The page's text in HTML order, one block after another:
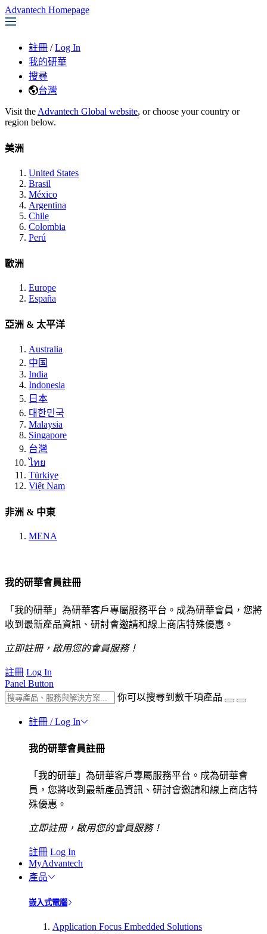
Advantech Homepage
註冊 / Log In
我的研華
搜尋
台灣
Visit the Advantech Global website, or choose your country or
region below.
美洲
United States
Brasil
México
Argentina
Chile
Colombia
Perú
歐洲
Europe
España
亞洲 & 太平洋
Australia
中国
India
Indonesia
日本
대한민국
Malaysia
Singapore
台灣
ไทย
Türkiye
Việt Nam
非洲 & 中東
MENA
我的研華會員註冊
「我的研華」為研華客戶專屬服務平台。成為研華會員，您將
收到最新產品資訊、研討會邀請和線上商店特殊優惠。
立即註冊，啟用您的會員服務！
註冊 Log In
Panel Button
你可以搜尋到數千項產品
註冊 / Log In
我的研華會員註冊
「我的研華」為研華客戶專屬服務平台。成為研華會
員，您將收到最新產品資訊、研討會邀請和線上商店特
殊優惠。
立即註冊，啟用您的會員服務！
註冊 Log In
MyAdvantech
產品
嵌入式電腦
Application Focus Embedded Solutions